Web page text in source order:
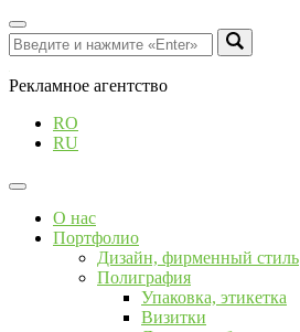
Рекламное агентство
RO
RU
О нас
Портфолио
Дизайн, фирменный стиль
Полиграфия
Упаковка, этикетка
Визитки